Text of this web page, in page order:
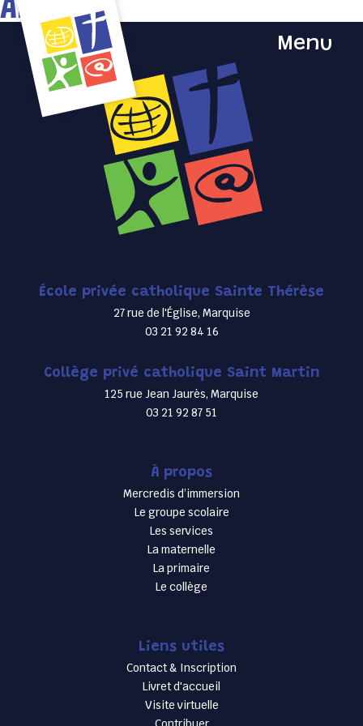
Menu
Archives
École privée catholique Sainte Thérèse
27 rue de l'Église, Marquise
03 21 92 84 16
Collège privé catholique Saint Martin
125 rue Jean Jaurès, Marquise
03 21 92 87 51
À propos
Mercredis d’immersion
Le groupe scolaire
Les services
La maternelle
La primaire
Le collège
Liens utiles
Contact & Inscription
Livret d'accueil
Visite virtuelle